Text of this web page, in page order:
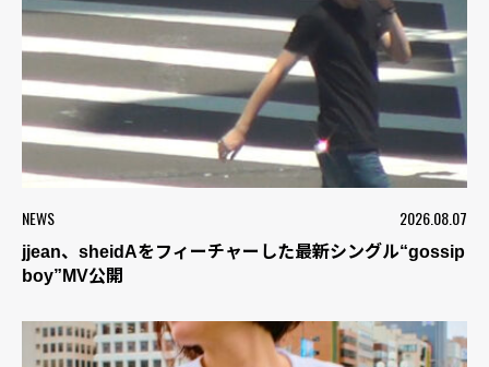
NEWS 2026.08.07
jjean、sheidAをフィーチャーした最新シングル“gossip
boy”MV公開